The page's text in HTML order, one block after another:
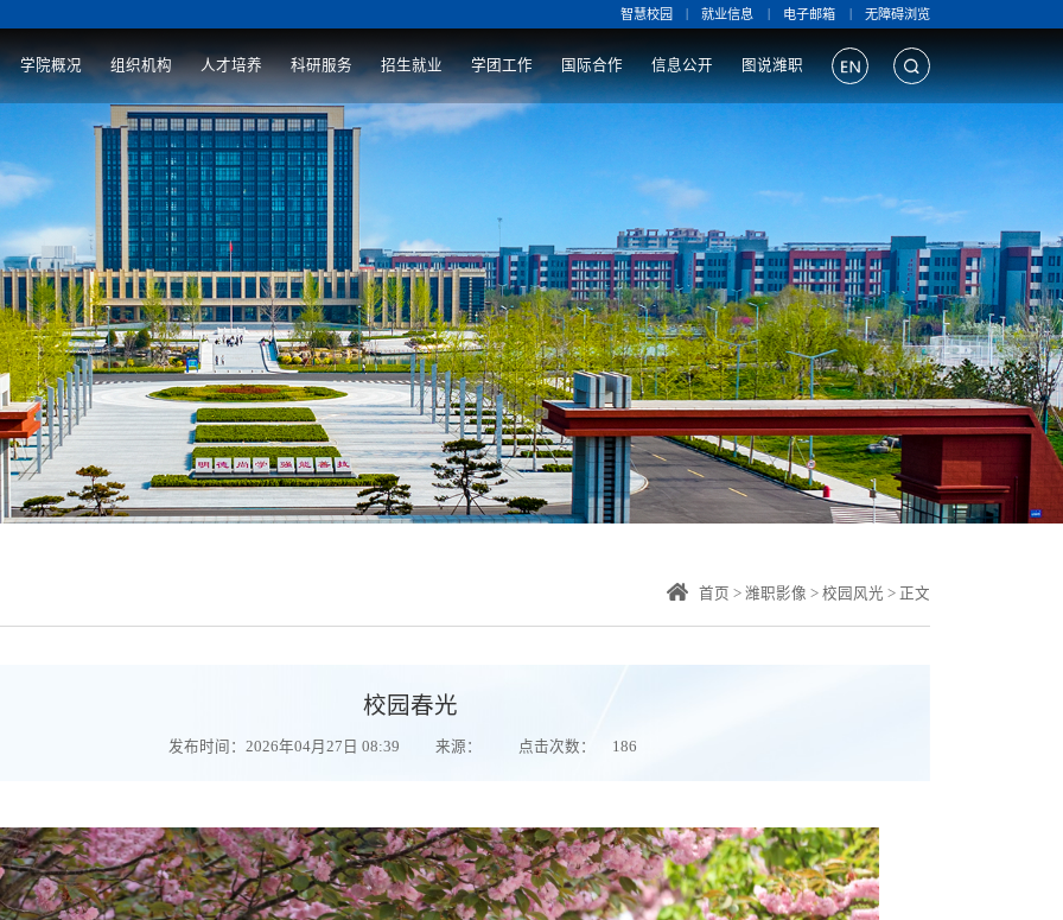
智慧校园 | 就业信息 | 电子邮箱 | 无障碍浏览
学院概况 组织机构 人才培养 科研服务 招生就业 学团工作 国际合作 信息公开 图说潍职
首页 > 潍职影像 > 校园风光 > 正文
校园春光
发布时间：2026年04月27日 08:39 来源： 点击次数： 186